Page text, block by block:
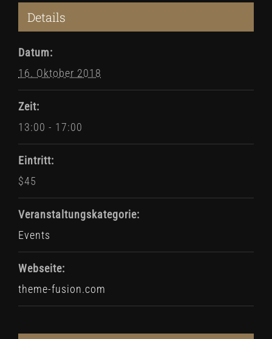
Details
Datum:
16. Oktober 2018
Zeit:
13:00 - 17:00
Eintritt:
$45
Veranstaltungskategorie:
Events
Webseite:
theme-fusion.com